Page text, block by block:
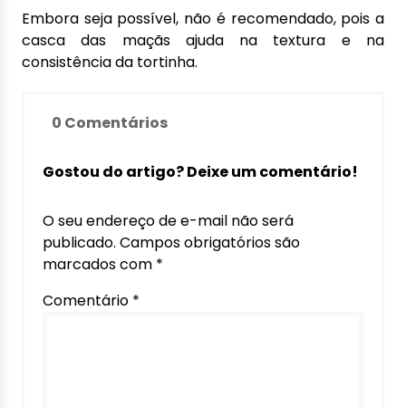
Embora seja possível, não é recomendado, pois a
casca das maçãs ajuda na textura e na
consistência da tortinha.
0 Comentários
Gostou do artigo? Deixe um comentário!
O seu endereço de e-mail não será
publicado. Campos obrigatórios são
marcados com *
Comentário *